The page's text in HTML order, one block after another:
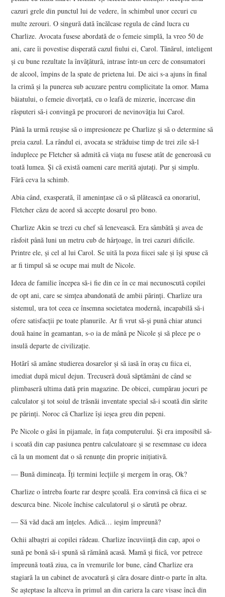
cazuri grele din punctul lui de vedere, în schimbul unor cecuri cu
multe zerouri. O singură dată încălcase regula de când lucra cu
Charlize. Avocata fusese abordată de o femeie simplă, la vreo 50 de
ani, care îi povestise disperată cazul fiului ei, Carol. Tânărul, inteligent
şi cu bune rezultate la învăţătură, intrase într-un cerc de consumatori
de alcool, împins de la spate de prietena lui. De aici s-a ajuns în final
la crimă şi la punerea sub acuzare pentru complicitate la omor. Mama
băiatului, o femeie divorţată, cu o leafă de mizerie, încercase din
răsputeri să-i convingă pe procurori de nevinovăţia lui Carol.
Până la urmă reuşise să o impresioneze pe Charlize şi să o determine să
preia cazul. La rândul ei, avocata se străduise timp de trei zile să-l
înduplece pe Fletcher să admită că viaţa nu fusese atât de generoasă cu
toată lumea. Şi că există oameni care merită ajutaţi. Pur şi simplu.
Fără ceva la schimb.
Abia când, exasperată, îl ameninţase că o să plătească ea onorariul,
Fletcher căzu de acord să accepte dosarul pro bono.
Charlize Akin se trezi cu chef să lenevească. Era sâmbătă şi avea de
răsfoit până luni un metru cub de hârţoage, în trei cazuri dificile.
Printre ele, şi cel al lui Carol. Se uită la poza fiicei sale şi îşi spuse că
ar fi timpul să se ocupe mai mult de Nicole.
Ideea de familie începea să-i fie din ce în ce mai necunoscută copilei
de opt ani, care se simţea abandonată de ambii părinţi. Charlize ura
sistemul, ura tot ceea ce însemna societatea modernă, incapabilă să-i
ofere satisfacţii pe toate planurile. Ar fi vrut să-şi pună chiar atunci
două haine în geamantan, s-o ia de mână pe Nicole şi să plece pe o
insulă departe de civilizaţie.
Hotărî să amâne studierea dosarelor şi să iasă în oraş cu fiica ei,
imediat după micul dejun. Trecuseră două săptămâni de când se
plimbaseră ultima dată prin magazine. De obicei, cumpărau jocuri pe
calculator şi tot soiul de trăsnăi inventate special să-i scoată din sărite
pe părinţi. Noroc că Charlize îşi ieşea greu din pepeni.
Pe Nicole o găsi în pijamale, în faţa computerului. Şi era imposibil să-
i scoată din cap pasiunea pentru calculatoare şi se resemnase cu ideea
că la un moment dat o să renunţe din proprie iniţiativă.
— Bună dimineaţa. Îţi termini lecţiile şi mergem în oraş, Ok?
Charlize o întreba foarte rar despre şcoală. Era convinsă că fiica ei se
descurca bine. Nicole închise calculatorul şi o sărută pe obraz.
— Să văd dacă am înţeles. Adică… ieşim împreună?
Ochii albaştri ai copilei râdeau. Charlize încuviinţă din cap, apoi o
sună pe bonă să-i spună să rămână acasă. Mamă şi fiică, vor petrece
împreună toată ziua, ca în vremurile lor bune, când Charlize era
stagiară la un cabinet de avocatură şi căra dosare dintr-o parte în alta.
Se aşteptase la altceva în primul an din cariera la care visase încă din